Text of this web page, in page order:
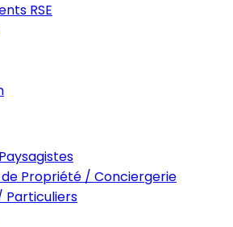
RSE
Propriété / Conciergerie
Particuliers